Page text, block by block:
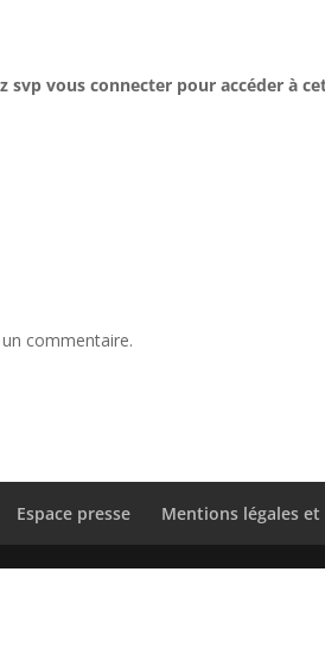
svp vous connecter pour accéder à
commentaire.
Espace presse Mentions légales